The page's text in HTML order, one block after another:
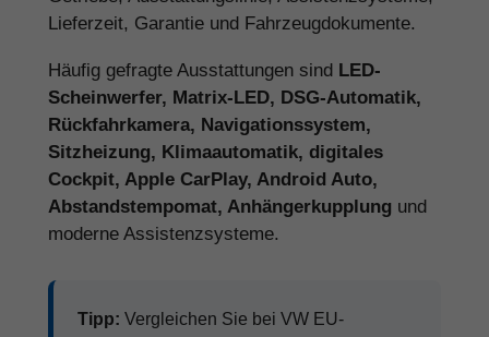
Lieferzeit, Garantie und Fahrzeugdokumente.
Häufig gefragte Ausstattungen sind LED-
Scheinwerfer, Matrix-LED, DSG-Automatik,
Rückfahrkamera, Navigationssystem,
Sitzheizung, Klimaautomatik, digitales
Cockpit, Apple CarPlay, Android Auto,
Abstandstempomat, Anhängerkupplung und
moderne Assistenzsysteme.
Tipp: Vergleichen Sie bei VW EU-